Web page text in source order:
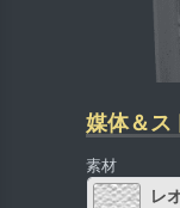
媒体＆ス
素材
レ